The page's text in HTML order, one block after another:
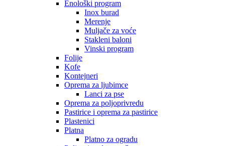
Enološki program
Inox burad
Merenje
Muljače za voće
Stakleni baloni
Vinski program
Folije
Kofe
Kontejneri
Oprema za ljubimce
Lanci za pse
Oprema za poljoprivredu
Pastirice i oprema za pastirice
Plastenici
Platna
Platno za ogradu